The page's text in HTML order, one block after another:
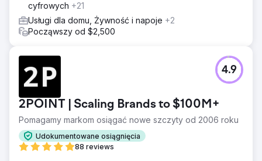
cyfrowych +21
Usługi dla domu, Żywność i napoje +2
Począwszy od $2,500
2POINT | Scaling Brands to $100M+
Pomagamy markom osiągać nowe szczyty od 2006 roku
Udokumentowane osiągnięcia
88 reviews
4.9